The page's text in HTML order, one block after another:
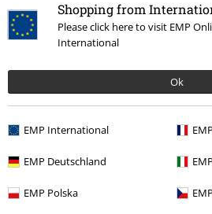
Shopping from
Please click here to visit EMP
International
Ok
EMP International
EMP Deutschland
EMP Polska
-32%
Bijna uitverkocht